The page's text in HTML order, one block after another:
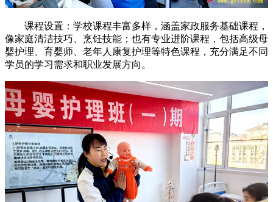
课程设置：学校课程丰富多样，涵盖家政服务基础课程，
像家庭清洁技巧、烹饪技能；也有专业进阶课程，包括高级母
婴护理、育婴师、老年人康复护理等特色课程，充分满足不同
学员的学习需求和职业发展方向。